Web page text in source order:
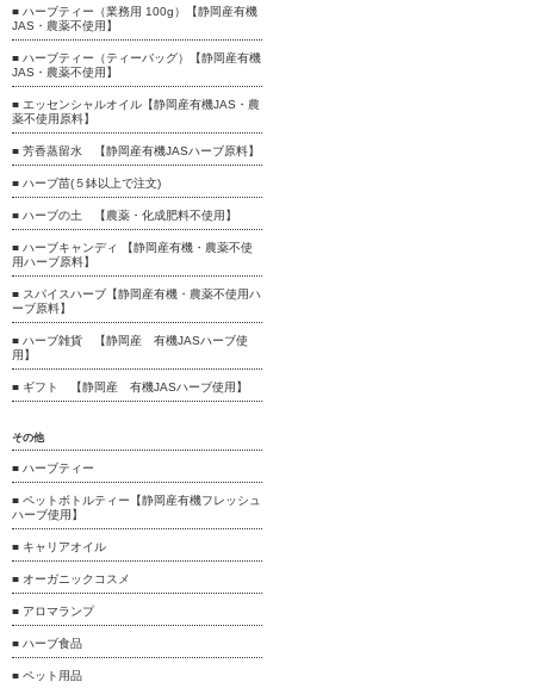
■ ハーブティー（業務用 100g）【静岡産有機
JAS・農薬不使用】
■ ハーブティー（ティーバッグ）【静岡産有機
JAS・農薬不使用】
■ エッセンシャルオイル【静岡産有機JAS・農
薬不使用原料】
■ 芳香蒸留水 【静岡産有機JASハーブ原料】
■ ハーブ苗(５鉢以上で注文)
■ ハーブの土 【農薬・化成肥料不使用】
■ ハーブキャンディ 【静岡産有機・農薬不使
用ハーブ原料】
■ スパイスハーブ【静岡産有機・農薬不使用ハ
ーブ原料】
■ ハーブ雑貨 【静岡産 有機JASハーブ使
用】
■ ギフト 【静岡産 有機JASハーブ使用】
その他
■ ハーブティー
■ ペットボトルティー【静岡産有機フレッシュ
ハーブ使用】
■ キャリアオイル
■ オーガニックコスメ
■ アロマランプ
■ ハーブ食品
■ ペット用品